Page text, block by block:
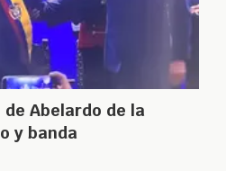
Abelardo de la
y banda